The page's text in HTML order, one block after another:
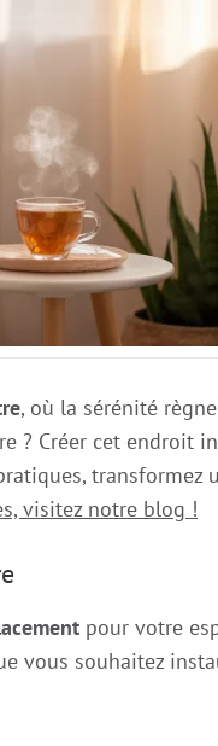
, où la sérénité
? Créer cet endroit
transformez
visitez notre blog !
pour votre
vous souhaitez